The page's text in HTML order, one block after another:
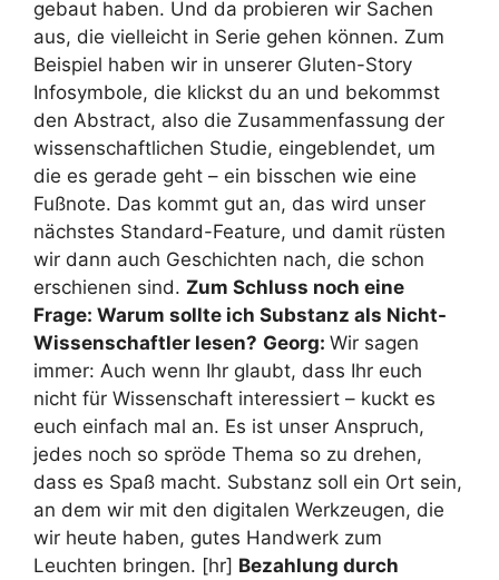
gebaut haben. Und da probieren wir Sachen
aus, die vielleicht in Serie gehen können. Zum
Beispiel haben wir in unserer Gluten-Story
Infosymbole, die klickst du an und bekommst
den Abstract, also die Zusammenfassung der
wissenschaftlichen Studie, eingeblendet, um
die es gerade geht – ein bisschen wie eine
Fußnote. Das kommt gut an, das wird unser
nächstes Standard-Feature, und damit rüsten
wir dann auch Geschichten nach, die schon
erschienen sind. Zum Schluss noch eine
Frage: Warum sollte ich Substanz als Nicht-
Wissenschaftler lesen? Georg: Wir sagen
immer: Auch wenn Ihr glaubt, dass Ihr euch
nicht für Wissenschaft interessiert – kuckt es
euch einfach mal an. Es ist unser Anspruch,
jedes noch so spröde Thema so zu drehen,
dass es Spaß macht. Substanz soll ein Ort sein,
an dem wir mit den digitalen Werkzeugen, die
wir heute haben, gutes Handwerk zum
Leuchten bringen. [hr] Bezahlung durch